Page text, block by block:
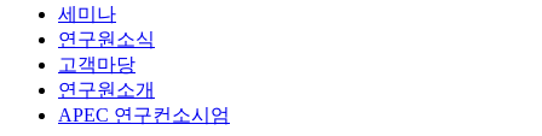
세미나
연구원소식
고객마당
연구원소개
APEC 연구컨소시엄